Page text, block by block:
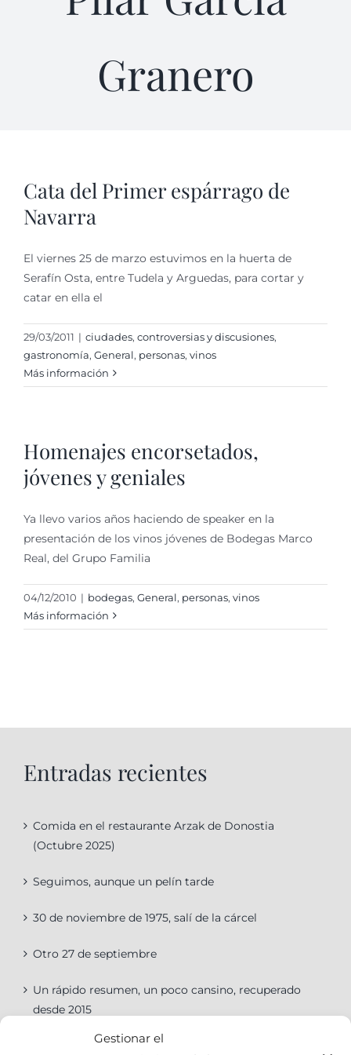
Gestionar el
Granero
Cata del Primer espárrago de
Navarra
El viernes 25 de marzo estuvimos en la huerta de
Serafín Osta, entre Tudela y Arguedas, para cortar y
catar en ella el
29/03/2011 | ciudades, controversias y discusiones,
gastronomí­a, General, personas, vinos
Más información
Homenajes encorsetados,
jóvenes y geniales
Ya llevo varios años haciendo de speaker en la
presentación de los vinos jóvenes de Bodegas Marco
Real, del Grupo Familia
04/12/2010 | bodegas, General, personas, vinos
Más información
Entradas recientes
Comida en el restaurante Arzak de Donostia
(Octubre 2025)
Seguimos, aunque un pelín tarde
30 de noviembre de 1975, salí de la cárcel
Otro 27 de septiembre
Un rápido resumen, un poco cansino, recuperado
desde 2015